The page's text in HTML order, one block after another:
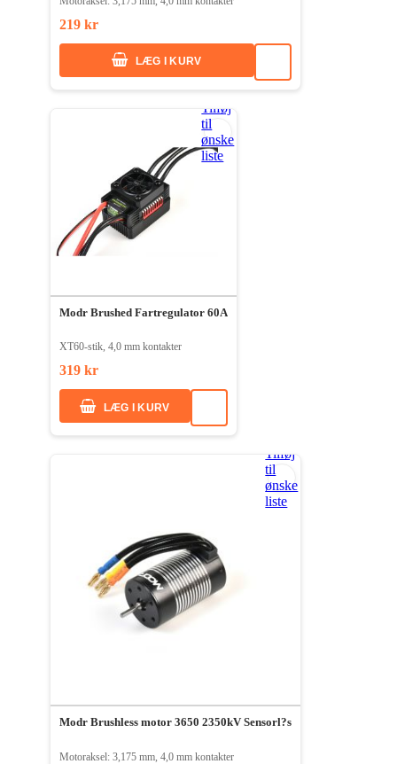
219 kr
LÆG I KURV
Tilføj
til
ønske
liste
Modr Brushed Fartregulator 60A
XT60-stik, 4,0 mm kontakter
319 kr
LÆG I KURV
Tilføj
til
ønske
liste
Modr Brushless motor 3650 2350kV Sensorl?s
Motoraksel: 3,175 mm, 4,0 mm kontakter